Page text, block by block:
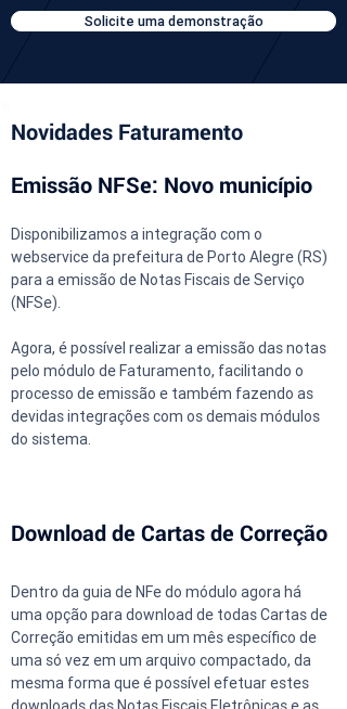
Solicite uma demonstração
Novidades Faturamento
Emissão NFSe: Novo município
Disponibilizamos a integração com o
webservice da prefeitura de Porto Alegre (RS)
para a emissão de Notas Fiscais de Serviço
(NFSe).
Agora, é possível realizar a emissão das notas
pelo módulo de Faturamento, facilitando o
processo de emissão e também fazendo as
devidas integrações com os demais módulos
do sistema.
Download de Cartas de Correção
Dentro da guia de NFe do módulo agora há
uma opção para download de todas Cartas de
Correção emitidas em um mês específico de
uma só vez em um arquivo compactado, da
mesma forma que é possível efetuar estes